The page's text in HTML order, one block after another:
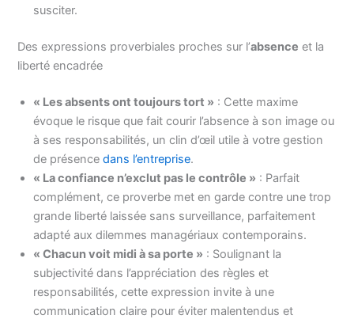
susciter.
Des expressions proverbiales proches sur l’absence et la
liberté encadrée
« Les absents ont toujours tort » : Cette maxime
évoque le risque que fait courir l’absence à son image ou
à ses responsabilités, un clin d’œil utile à votre gestion
de présencedans l’entreprise.
« La confiance n’exclut pas le contrôle » : Parfait
complément, ce proverbe met en garde contre une trop
grande liberté laissée sans surveillance, parfaitement
adapté aux dilemmes managériaux contemporains.
« Chacun voit midi à sa porte » : Soulignant la
subjectivité dans l’appréciation des règles et
responsabilités, cette expression invite à une
communication claire pour éviter malentendus et